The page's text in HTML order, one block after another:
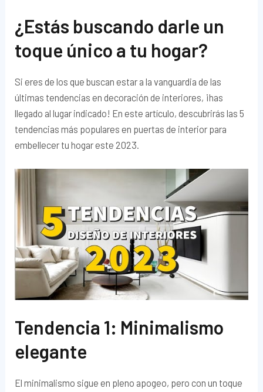
¿Estás buscando darle un
toque único a tu hogar?
Si eres de los que buscan estar a la vanguardia de las
últimas tendencias en decoración de interiores, ¡has
llegado al lugar indicado! En este artículo, descubrirás las 5
tendencias más populares en puertas de interior para
embellecer tu hogar este 2023.
Tendencia 1: Minimalismo
elegante
El minimalismo sigue en pleno apogeo, pero con un toque